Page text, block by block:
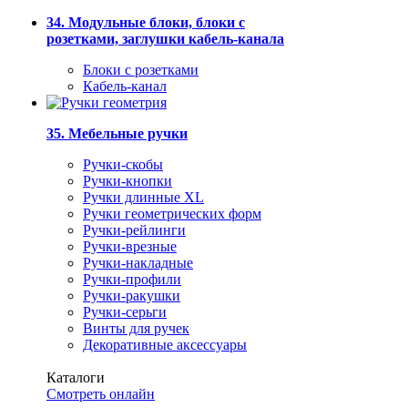
34. Модульные блоки, блоки с
розетками, заглушки кабель-канала
Блоки с розетками
Кабель-канал
35. Мебельные ручки
Ручки-скобы
Ручки-кнопки
Ручки длинные XL
Ручки геометрических форм
Ручки-рейлинги
Ручки-врезные
Ручки-накладные
Ручки-профили
Ручки-ракушки
Ручки-серьги
Винты для ручек
Декоративные аксессуары
Каталоги
Смотреть онлайн